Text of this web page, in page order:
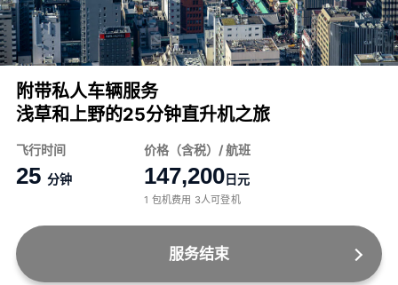
附带私人车辆服务
浅草和上野的25分钟直升机之旅
飞行时间
25 分钟
价格（含税）/ 航班
147,200日元
1 包机费用 3人可登机
服务结束